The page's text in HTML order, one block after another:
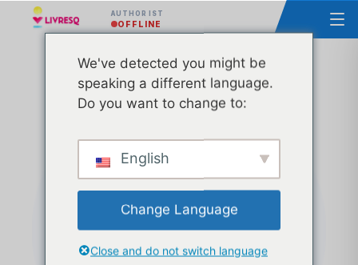
AUTHOR IST
OFFLINE
Kurs - Grundlagen von LIVRESQ - Gruppe 5
We've detected you might be
speaking a different language.
Do you want to change to:
English
Change Language
Close and do not switch language